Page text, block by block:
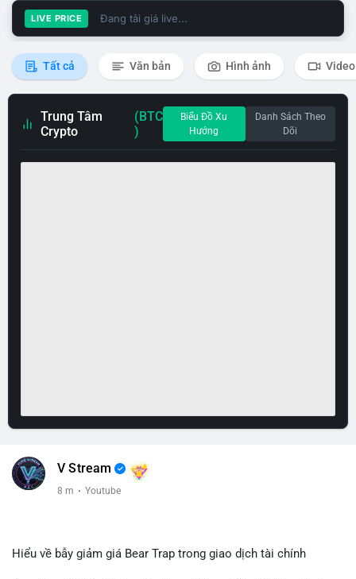
LIVE PRICE Đang tải giá live...
Tất cả Văn bản Hình ảnh Video
Trung Tâm
Crypto
(BTC
)
Biểu Đồ Xu
Hướng
Danh Sách Theo
Dõi
V Stream
8 m · Youtube
Hiểu về bẫy giảm giá Bear Trap trong giao dịch tài chính